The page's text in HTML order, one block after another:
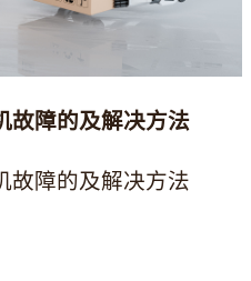
故障的及解决方法
故障的及解决方法